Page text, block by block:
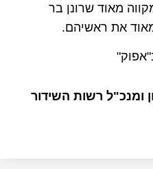
מאוד שרונן בר
את ראשיהם.
ומנכ"ל רשות השידור